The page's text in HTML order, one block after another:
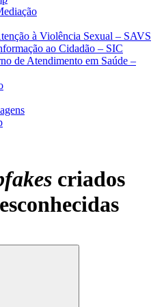
à Violência Sexual – SAVS
ao Cidadão – SIC
de Atendimento em Saúde –
criados